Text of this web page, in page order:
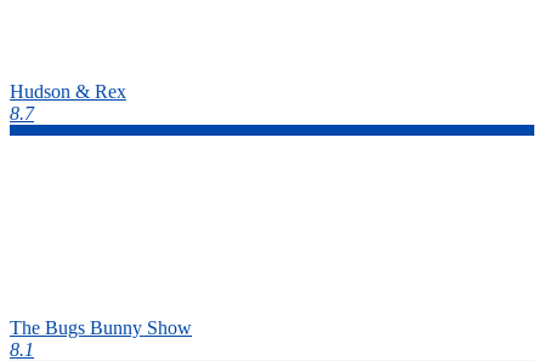
Hudson & Rex
8.7
The Bugs Bunny Show
8.1